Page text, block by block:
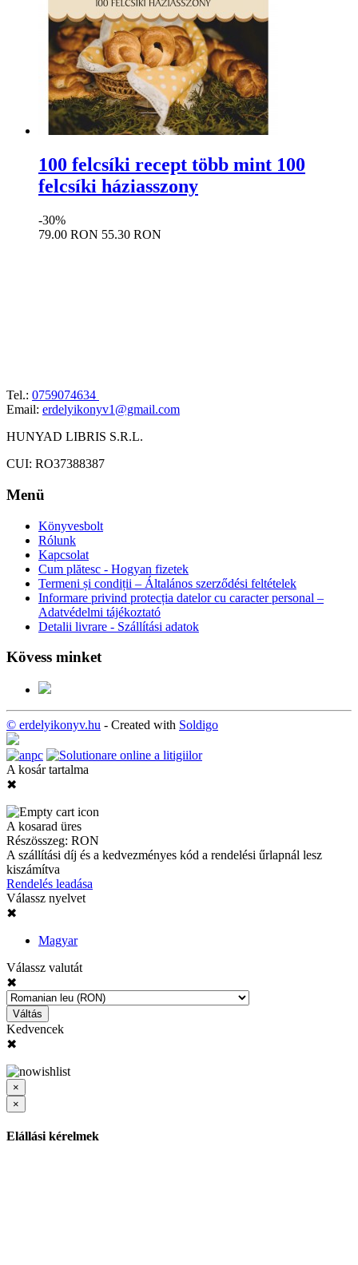
100 felcsíki recept több mint 100
felcsíki háziasszony
-30%
79.00 RON 55.30 RON
Tel.: 0759074634
Email: erdelyikonyv1@gmail.com
HUNYAD LIBRIS S.R.L.
CUI: RO37388387
Menü
Könyvesbolt
Rólunk
Kapcsolat
Cum plătesc - Hogyan fizetek
Termeni și condiții – Általános szerződési feltételek
Informare privind protecția datelor cu caracter personal –
Adatvédelmi tájékoztató
Detalii livrare - Szállítási adatok
Kövess minket
© erdelyikonyv.hu - Created with Soldigo
A kosár tartalma
✖
A kosarad üres
Részösszeg: RON
A szállítási díj és a kedvezményes kód a rendelési űrlapnál lesz
kiszámítva
Rendelés leadása
Válassz nyelvet
✖
Magyar
Válassz valutát
✖
Váltás
Kedvencek
✖
×
×
Elállási kérelmek